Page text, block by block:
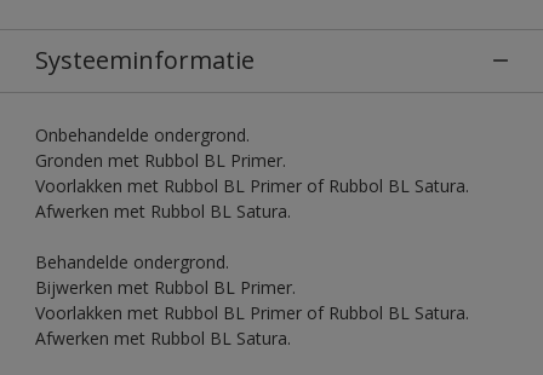
Systeeminformatie
Onbehandelde ondergrond.
Gronden met Rubbol BL Primer.
Voorlakken met Rubbol BL Primer of Rubbol BL Satura.
Afwerken met Rubbol BL Satura.
Behandelde ondergrond.
Bijwerken met Rubbol BL Primer.
Voorlakken met Rubbol BL Primer of Rubbol BL Satura.
Afwerken met Rubbol BL Satura.